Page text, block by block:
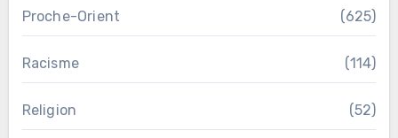
Proche-Orient (625)
Racisme (114)
Religion (52)